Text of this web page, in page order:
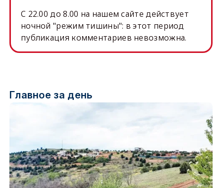
C 22.00 до 8.00 на нашем сайте действует
ночной "режим тишины": в этот период
публикация комментариев невозможна.
Главное за день